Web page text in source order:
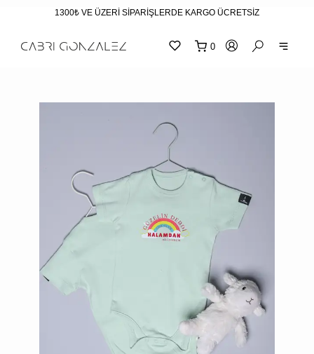
1300₺ VE ÜZERİ SİPARİŞLERDE KARGO ÜCRETSİZ
0